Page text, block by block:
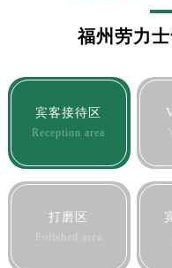
福州劳力
宾客接待区
Reception area
打磨区
Polished area